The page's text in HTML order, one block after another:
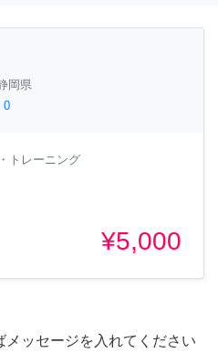
岡県
0
トレーニング
¥5,000
ッセージを入れてください